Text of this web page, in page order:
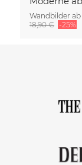
Wandbilder ab
18,90 € -25%